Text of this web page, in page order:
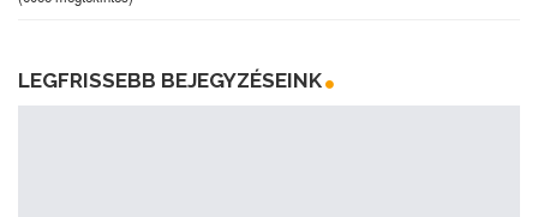
LEGFRISSEBB BEJEGYZÉSEINK